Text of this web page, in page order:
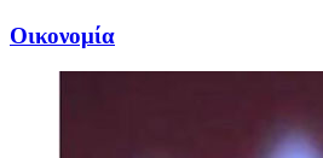
Oικονομία